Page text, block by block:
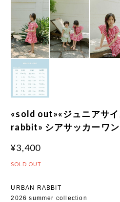
«sold out»«ジュニアサ
rabbit» シアサッカーワ
¥3,400
SOLD OUT
URBAN RABBIT
2026 summer collection